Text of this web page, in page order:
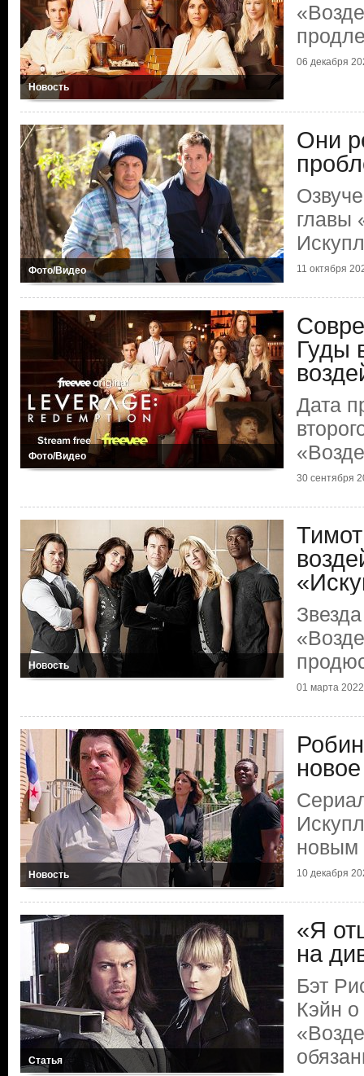
Новость
06 декабря
Фото/Видео
Они
главы
11 октября
Фото/Видео
Гуды
Дата
30 сентября
Новость
01 марта 2022
Новость
новым
10 декабря
Статья
«Я
на
Бэт
Кэйн